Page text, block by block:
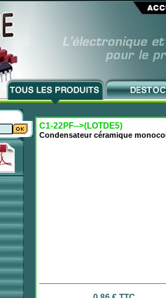
C1-22PF-->(LOTDE5)
Condensateur céramique